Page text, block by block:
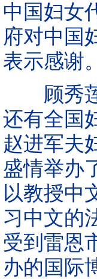
中国妇女
府对中国
表示感谢。
顾秀莲
还有全国
赵进军夫
盛情举办
以教授中
习中文的
受到雷恩
办的国际